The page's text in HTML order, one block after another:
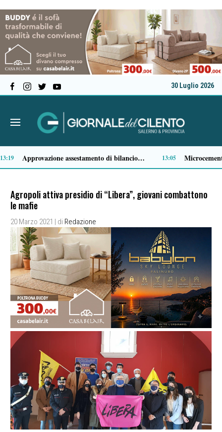
30 Luglio 2026
11:36 11:15
Agropoli attiva presidio di “Libera”, giovani combattono
le mafie
20 Marzo 2021 | di Redazione